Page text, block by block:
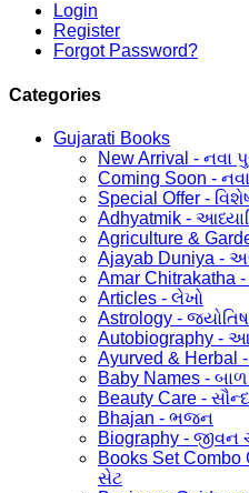
Login
Register
Forgot Password?
Categories
Gujarati Books
New Arrival - નવા
Coming Soon -
Special Offer -
Adhyatmik -
Agriculture &
Ajayab Duniya -
Amar Chitrakatha
Articles - લેખો
Astrology -
Autobiography -
Ayurved & Herbal
Baby Names - બાળ
Beauty Care -
Bhajan - ભજન
Biography - જીવન
Books Set Combo
સેટ